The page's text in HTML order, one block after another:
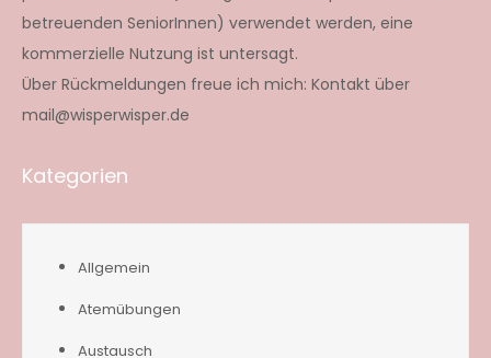
betreuenden SeniorInnen) verwendet werden, eine
kommerzielle Nutzung ist untersagt.
Über Rückmeldungen freue ich mich: Kontakt über
mail@wisperwisper.de
Kategorien
Allgemein
Atemübungen
Austausch